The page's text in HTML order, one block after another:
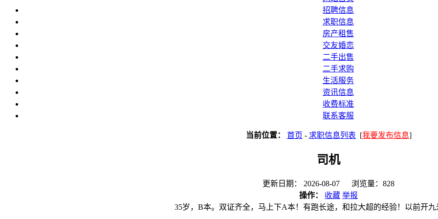
招聘信息
求职信息
房产租售
交友婚恋
二手出售
二手求购
生活服务
资讯信息
收费标准
联系客服
当前位置： 首页 - 求职信息列表 [我要发布信息]
司机
更新日期： 2026-08-07 浏览量：828
操作：
收藏 举报
35岁，B本。双证齐全，马上下A本！有跑长途，和拉大超的经验！以前开九